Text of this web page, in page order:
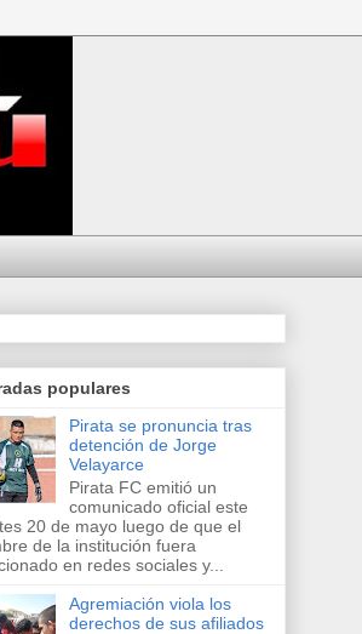
populares
Pirata se pronuncia tras
detención de Jorge
Velayarce
Pirata FC emitió un
comunicado oficial este
20 de mayo luego de que el
de la institución fuera
en redes sociales y...
Agremiación viola los
derechos de sus afiliados